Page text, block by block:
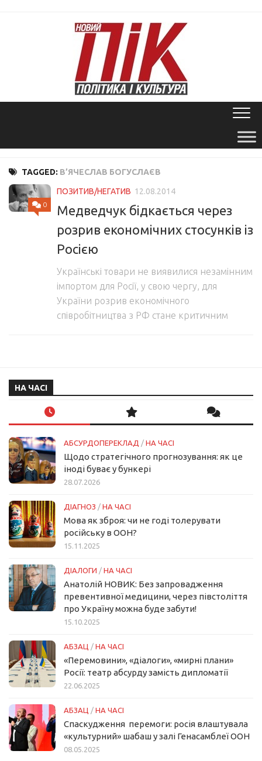
TAGGED: В’ЯЧЕСЛАВ БОГУСЛАЄВ
0
ПОЗИТИВ/НЕГАТИВ 12.08.2014
Медведчук бідкається через
розрив економічних стосунків із
Росією
Українські товари не виявилися незамінним
імпортом для Росії, у свою чергу, для
України розрив економічного
співробітництва з РФ стане критичним
НА ЧАСІ
АБСУРДОПЕРЕКЛАД / НА ЧАСІ
Щодо стратегічного прогнозування: як це
іноді буває у бункері
28.07.2026
ДІАГНОЗ / НА ЧАСІ
Мова як зброя: чи не годі толерувати
російську в ООН?
15.11.2025
ДІАЛОГИ / НА ЧАСІ
Анатолій НОВИК: Без запровадження
превентивної медицини, через півстоліття
про Україну можна буде забути!
15.10.2025
АБЗАЦ / НА ЧАСІ
«Перемовини», «діалоги», «мирні плани»
Росії: театр абсурду замість дипломатії
22.06.2025
АБЗАЦ / НА ЧАСІ
Спаскудження перемоги: росія влаштувала
«культурний» шабаш у залі Генасамблеї ООН
08.05.2025